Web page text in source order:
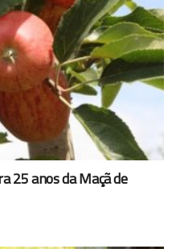
25 anos da Maçã de